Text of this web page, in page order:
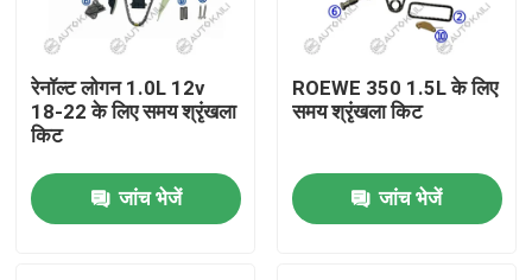
घर
उत्पाद
रेनॉल्ट लोगन 1.0L 12v
18-22 के लिए समय श्रृंखला
किट
जांच भेजें
ROEWE 350 1.5L के लिए
समय श्रृंखला किट
जांच भेजें